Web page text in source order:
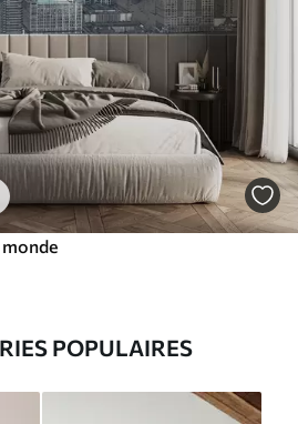
POPULAIRES